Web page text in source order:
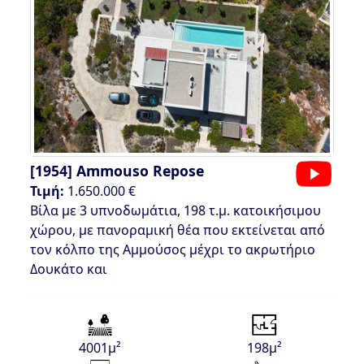
[1954] Ammouso Repose
Τιμή: 1.650.000 €
Βίλα με 3 υπνοδωμάτια, 198 τ.μ. κατοικήσιμου
χώρου, με πανοραμική θέα που εκτείνεται από
τον κόλπο της Αμμούσος μέχρι το ακρωτήριο
Δουκάτο και
4001μ² 198μ²